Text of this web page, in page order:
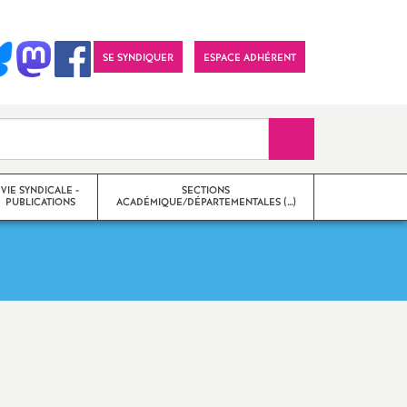
SE SYNDIQUER ESPACE ADHÉRENT
VIE SYNDICALE -
PUBLICATIONS
Lettres
SECTIONS
ACADÉMIQUE/DÉPARTEMENTALES (…)